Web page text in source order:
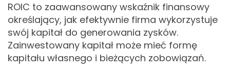
ROIC to zaawansowany wskaźnik finansowy
określający, jak efektywnie firma wykorzystuje
swój kapitał do generowania zysków.
Zainwestowany kapitał może mieć formę
kapitału własnego i bieżących zobowiązań.